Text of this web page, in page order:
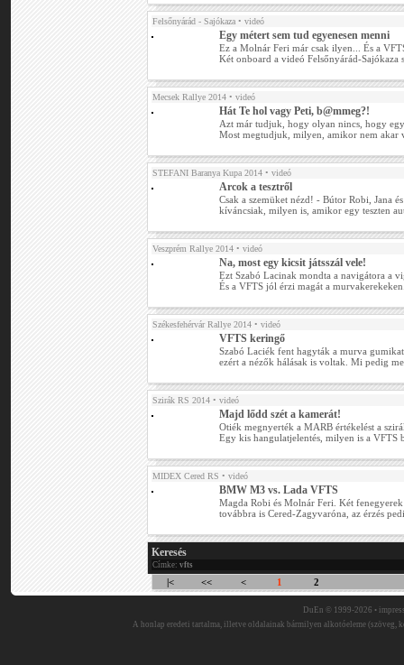
Felsőnyárád - Sajókaza • videó
Egy métert sem tud egyenesen menni
Ez a Molnár Feri már csak ilyen... És a
Két onboard a videó Felsőnyárád-Sajókaza
Mecsek Rallye 2014 • videó
Hát Te hol vagy Peti, b@mmeg?!
Azt már tudjuk, hogy olyan nincs, hogy
Most megtudjuk, milyen, amikor nem akar
STEFANI Baranya Kupa 2014 • videó
Arcok a tesztről
Csak a szemüket nézd! - Bútor Robi, Jana
kíváncsiak, milyen is, amikor egy teszten
Veszprém Rallye 2014 • videó
Na, most egy kicsit játsszál vele!
Ezt Szabó Lacinak mondta a navigátora a
És a VFTS jól érzi magát a
Székesfehérvár Rallye 2014 • videó
VFTS keringő
Szabó Laciék fent hagyták a murva
ezért a nézők hálásak is voltak. Mi pedig
Szirák RS 2014 • videó
Majd lődd szét a kamerát!
Otiék megnyerték a MARB értékelést a
Egy kis hangulatjelentés, milyen is a VFTS
MIDEX Cered RS • videó
BMW M3 vs. Lada VFTS
Magda Robi és Molnár Feri. Két
továbbra is Cered-Zagyvaróna, az érzés
Keresés
Címke: vfts
|< << < 1 2
DuEn © 1999-2026 •
A honlap eredeti tartalma, illetve oldalainak bármilyen alkotóeleme (szöveg,